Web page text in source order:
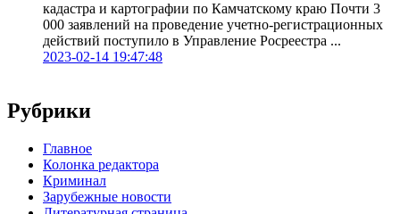
кадастра и картографии по Камчатскому краю Почти 3
000 заявлений на проведение учетно-регистрационных
действий поступило в Управление Росреестра ...
2023-02-14 19:47:48
Рубрики
Главное
Колонка редактора
Криминал
Зарубежные новости